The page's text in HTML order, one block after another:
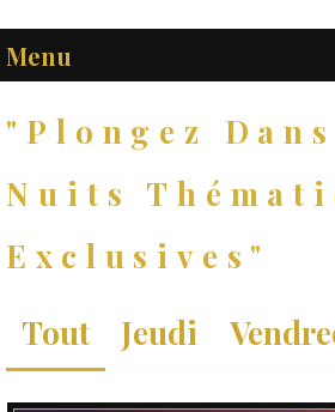
Menu
"Plongez Dans
Nuits
Exclusives"
Tout
Jeudi